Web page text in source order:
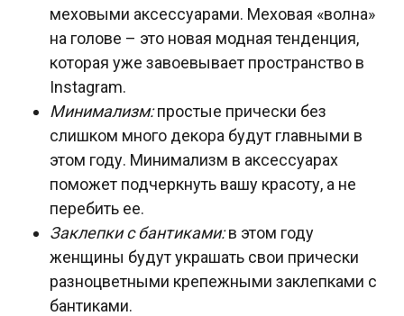
меховыми аксессуарами. Меховая «волна»
на голове – это новая модная тенденция,
которая уже завоевывает пространство в
Instagram.
Минимализм:простые прически без
слишком много декора будут главными в
этом году. Минимализм в аксессуарах
поможет подчеркнуть вашу красоту, а не
перебить ее.
Заклепки с бантиками:в этом году
женщины будут украшать свои прически
разноцветными крепежными заклепками с
бантиками.